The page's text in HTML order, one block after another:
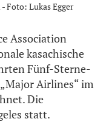
Foto: Lukas Egger
Association
kasachische
Fünf-Sterne-
Airlines“ im
Die
statt.